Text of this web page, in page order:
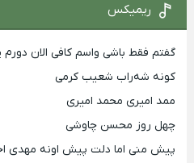
ریمیکس
گفتم فقط باشی واسم کافی الان دورم
کونه شه‌راب شعیب کرمی
ممد امیری محمد امیری
چهل روز محسن چاوشی
پیش منی اما دلت پیش اونه مهدی